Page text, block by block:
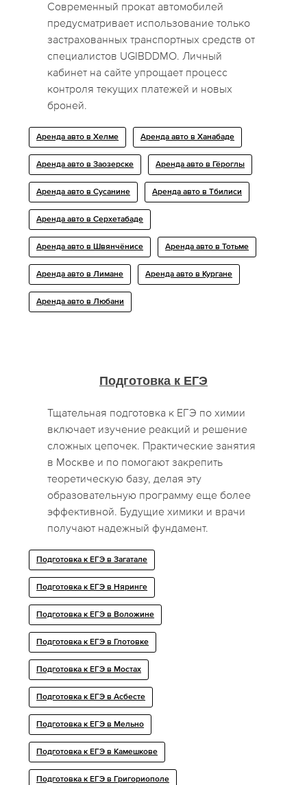
Современный прокат автомобилей
предусматривает использование только
застрахованных транспортных средств от
специалистов UGIBDDMO. Личный
кабинет на сайте упрощает процесс
контроля текущих платежей и новых
броней.
Аренда авто в Хелме Аренда авто в Ханабаде
Аренда авто в Заозерске Аренда авто в Гёроглы
Аренда авто в Сусанине Аренда авто в Тбилиси
Аренда авто в Серхетабаде
Аренда авто в Швянчёнисе Аренда авто в Тотьме
Аренда авто в Лимане Аренда авто в Кургане
Аренда авто в Любани
Подготовка к ЕГЭ
Тщательная подготовка к ЕГЭ по химии
включает изучение реакций и решение
сложных цепочек. Практические занятия
в Москве и по помогают закрепить
теоретическую базу, делая эту
образовательную программу еще более
эффективной. Будущие химики и врачи
получают надежный фундамент.
Подготовка к ЕГЭ в Загатале
Подготовка к ЕГЭ в Няринге
Подготовка к ЕГЭ в Воложине
Подготовка к ЕГЭ в Глотовке
Подготовка к ЕГЭ в Мостах
Подготовка к ЕГЭ в Асбесте
Подготовка к ЕГЭ в Мельно
Подготовка к ЕГЭ в Камешкове
Подготовка к ЕГЭ в Григориополе